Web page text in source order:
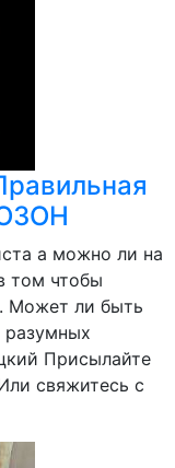
а можно ли на
том чтобы
Может ли быть
разумных
Присылайте
свяжитесь с